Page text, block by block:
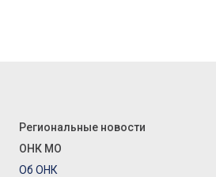
Региональные новости
ОНК МО
Об ОНК